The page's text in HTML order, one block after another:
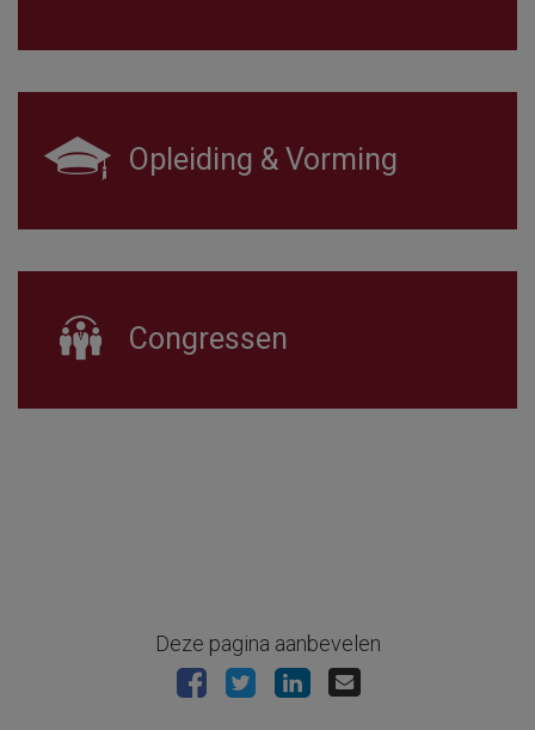
Opleiding & Vorming
Congressen
Deze pagina aanbevelen